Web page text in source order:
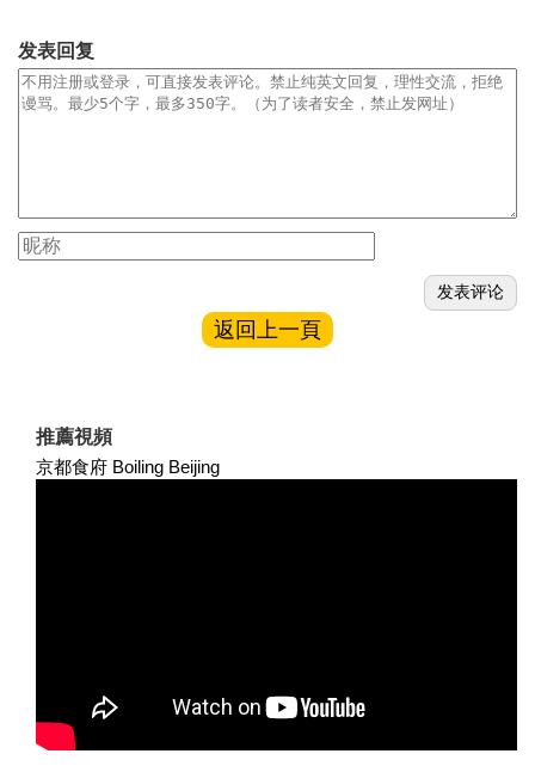
发表回复
返回上一頁
推薦視頻
京都食府 Boiling Beijing